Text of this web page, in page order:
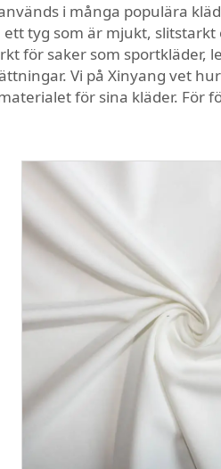
i många populära
tyg som är mjukt,
för saker som
Vi på Xinyang vet
för sina kläder.